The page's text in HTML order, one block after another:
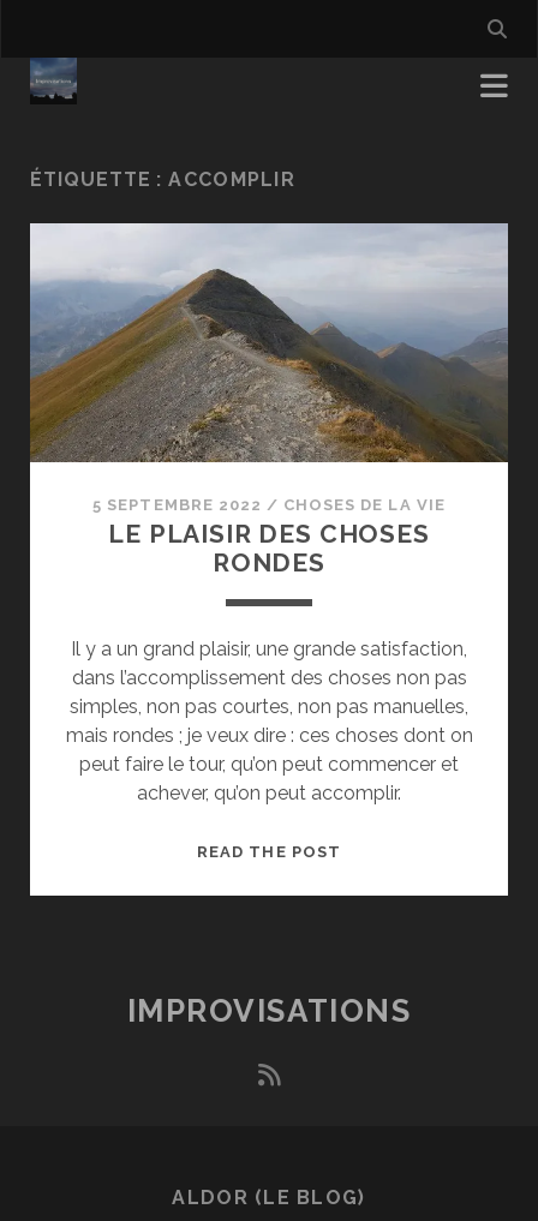
ÉTIQUETTE :ACCOMPLIR
5 SEPTEMBRE 2022 / CHOSES DE LA VIE
LE PLAISIR DES CHOSES
RONDES
Il y a un grand plaisir, une grande satisfaction,
dans l’accomplissement des choses non pas
simples, non pas courtes, non pas manuelles,
mais rondes ; je veux dire : ces choses dont on
peut faire le tour, qu’on peut commencer et
achever, qu’on peut accomplir.
READ THE POST
IMPROVISATIONS
rss
ALDOR (LE BLOG)